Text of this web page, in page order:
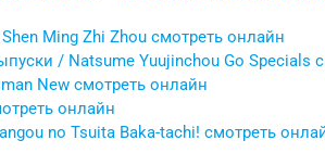
Ming Zhi Zhou смотреть онлайн
/ Natsume Yuujinchou Go Specials
New смотреть онлайн
онлайн
no Tsuita Baka-tachi! смотреть